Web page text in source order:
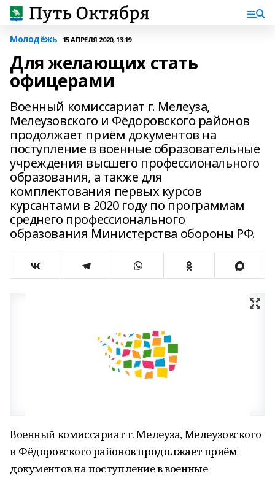
Молодёжь 15 АПРЕЛЯ 2020, 13:19
Для желающих стать
офицерами
Военный комиссариат г. Мелеуза,
Мелеузовского и Фёдоровского районов
продолжает приём документов на
поступление в военные образовательные
учреждения высшего профессионального
образования, а также для
комплектования первых курсов
курсантами в 2020 году по программам
среднего профессионального
образования Министерства обороны РФ.
Военный комиссариат г. Мелеуза, Мелеузовского
и Фёдоровского районов продолжает приём
документов на поступление в военные